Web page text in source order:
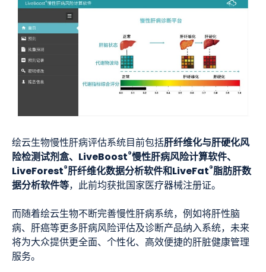
绘云生物慢性肝病评估系统目前包括肝纤维化与肝硬化风
险检测试剂盒、LiveBoost®慢性肝病风险计算软件、
LiveForest®肝纤维化数据分析软件和LiveFat®脂肪肝数
据分析软件等，此前均获批国家医疗器械注册证。
而随着绘云生物不断完善慢性肝病系统，例如将肝性脑
病、肝癌等更多肝病风险评估及诊断产品纳入系统，未来
将为大众提供更全面、个性化、高效便捷的肝脏健康管理
服务。